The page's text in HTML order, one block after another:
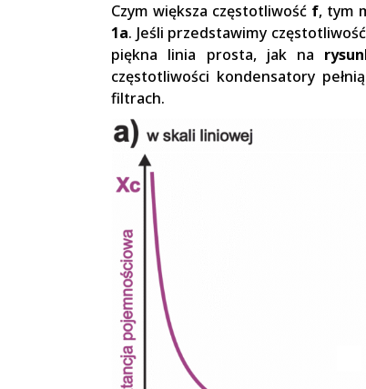
Czym większa częstotliwość f, tym
1a. Jeśli przedstawimy
piękna linia prosta, jak na
częstotliwości kondensatory
filtrach.